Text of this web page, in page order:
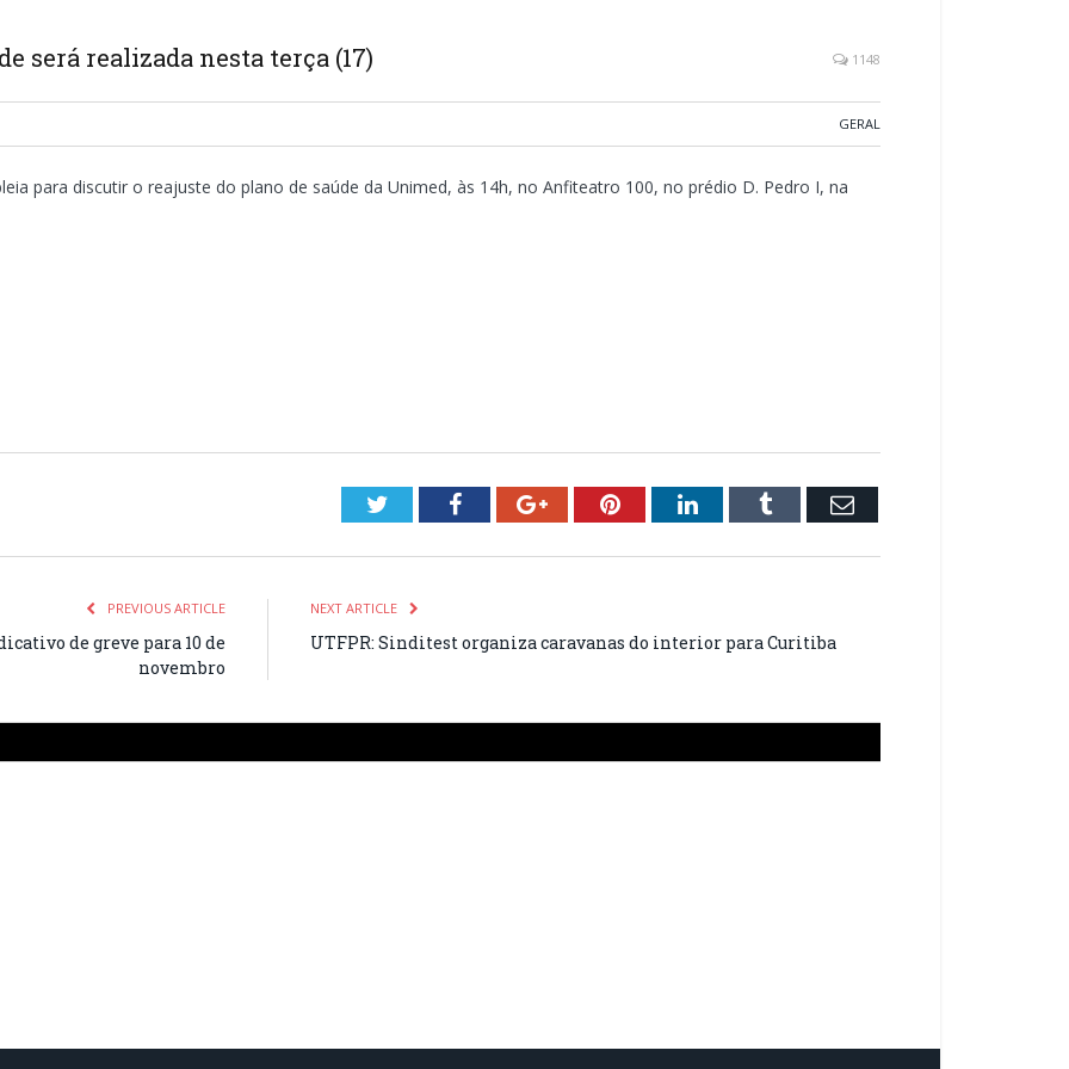
será realizada nesta terça (17) 1148
GERAL
para discutir o reajuste do plano de saúde da Unimed, às 14h, no Anfiteatro 100, no prédio D. Pedro I, na
TwitterFacebookGoogle+PinterestLinkedInTumblr Email
PREVIOUS ARTICLE
de greve para 10 de
novembro
NEXT ARTICLE
UTFPR: Sinditest organiza caravanas do interior para Curitiba